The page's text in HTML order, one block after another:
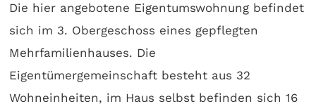
Die hier angebotene Eigentumswohnung befindet
sich im 3. Obergeschoss eines gepflegten
Mehrfamilienhauses. Die
Eigentümergemeinschaft besteht aus 32
Wohneinheiten, im Haus selbst befinden sich 16